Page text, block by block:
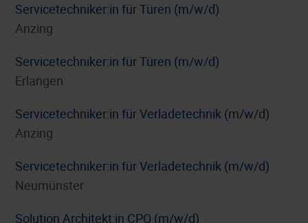
Servicetechniker:in für Türen (m/w/d)
Anzing
Servicetechniker:in für Türen (m/w/d)
Erlangen
Servicetechniker:in für Verladetechnik (m/w/d)
Anzing
Servicetechniker:in für Verladetechnik (m/w/d)
Neumünster
Solution Architekt:in CPQ (m/w/d)